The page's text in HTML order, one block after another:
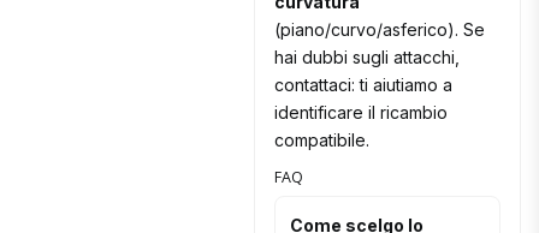
(piano/curvo/asferico). Se
hai dubbi sugli attacchi,
contattaci: ti aiutiamo a
identificare il ricambio
compatibile.
FAQ
Come scelgo lo